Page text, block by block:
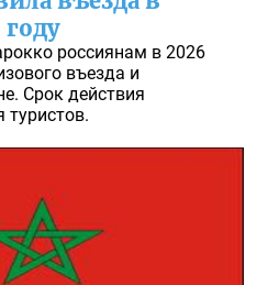
россиянам в 2026
въезда и
Срок действия
туристов.